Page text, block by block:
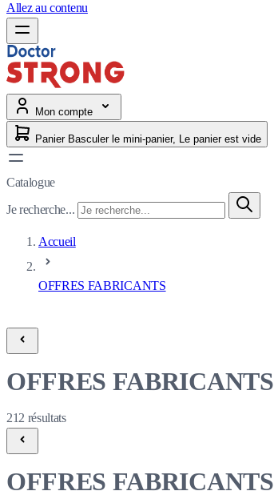
Allez au contenu
Mon compte
Panier Basculer le mini-panier, Le panier est vide
Catalogue
Je recherche...
Accueil
OFFRES FABRICANTS
OFFRES FABRICANTS
212 résultats
OFFRES FABRICANTS